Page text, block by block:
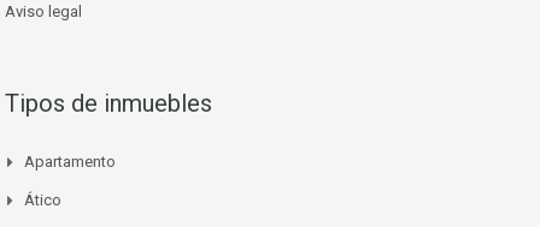
Aviso legal
Tipos de inmuebles
Apartamento
Ático